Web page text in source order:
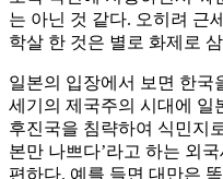
는 아닌 것 같다. 오히려 근
학살 한 것은 별로 화제로
일본의 입장에서 보면 한국
세기의 제국주의 시대에 일
후진국을 침략하여 식민지
본만 나쁘다’라고 하는 외
편하다. 예를 들면 대만은